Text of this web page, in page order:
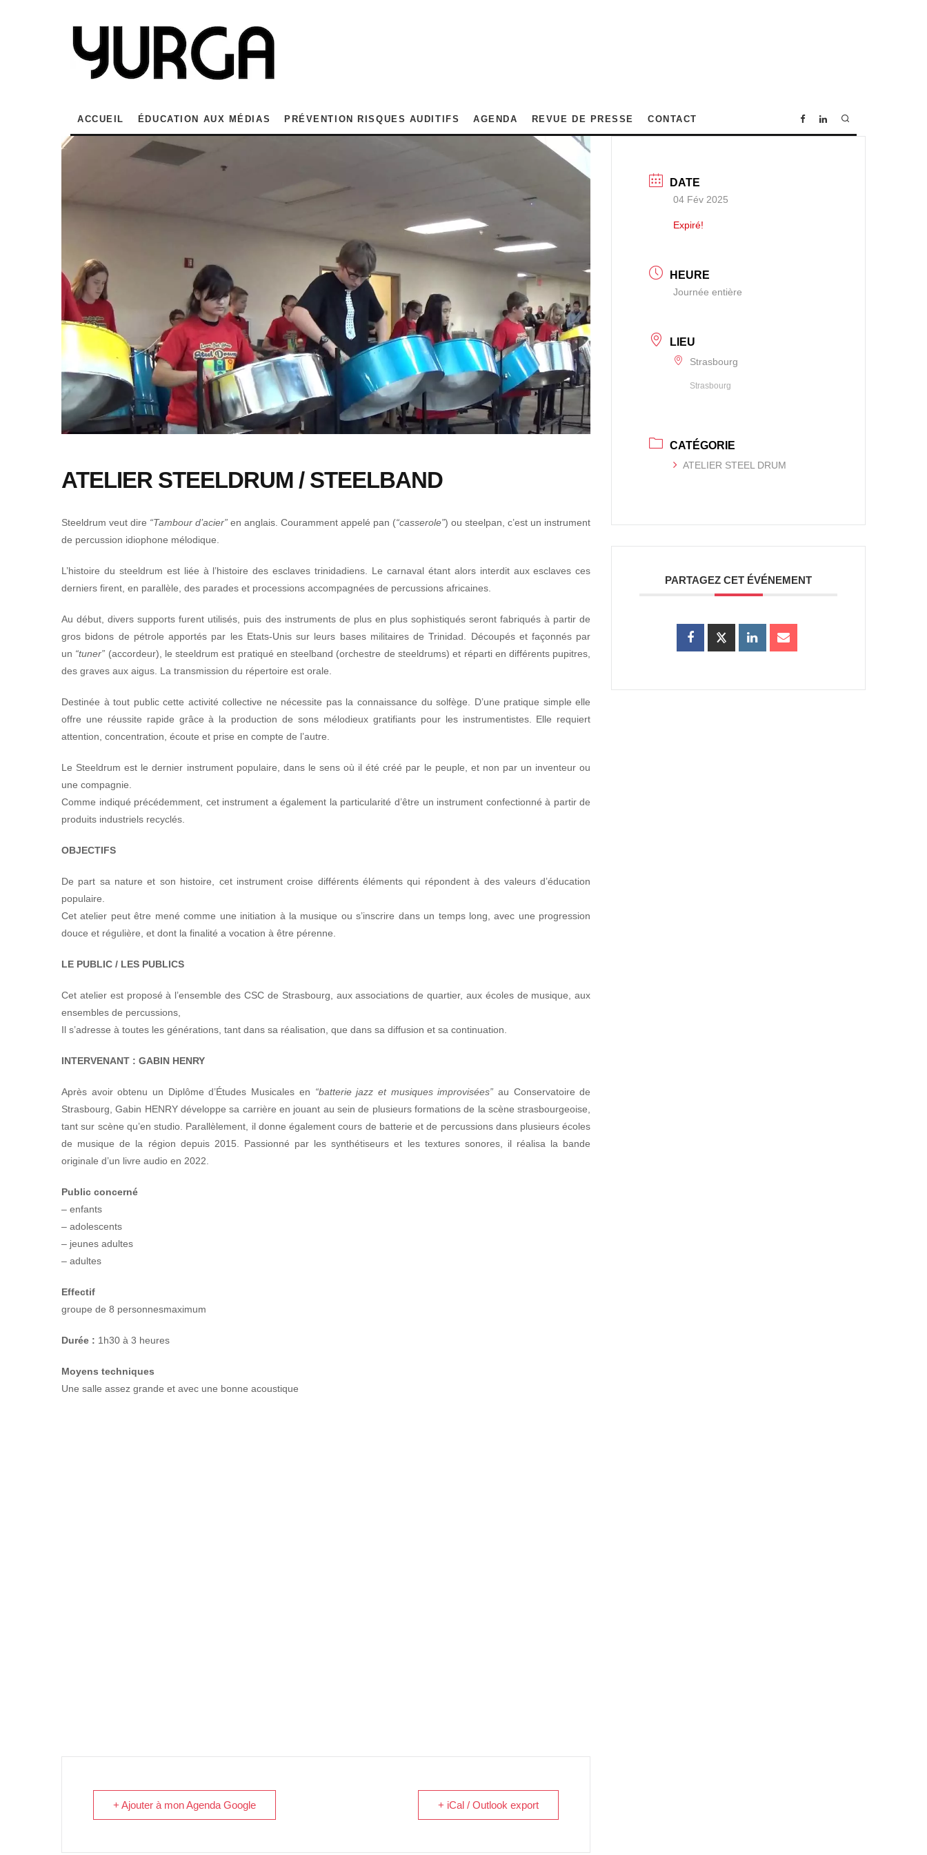
ACCUEIL ÉDUCATION AUX MÉDIAS PRÉVENTION RISQUES AUDITIFS AGENDA REVUE DE PRESSE CONTACT
ATELIER STEELDRUM / STEELBAND
Steeldrum veut dire “Tambour d’acier” en anglais. Couramment appelé pan (“casserole”) ou steelpan, c’est un instrument
de percussion idiophone mélodique.
L’histoire du steeldrum est liée à l’histoire des esclaves trinidadiens. Le carnaval étant alors interdit aux esclaves ces
derniers firent, en parallèle, des parades et processions accompagnées de percussions africaines.
Au début, divers supports furent utilisés, puis des instruments de plus en plus sophistiqués seront fabriqués à partir de
gros bidons de pétrole apportés par les Etats-Unis sur leurs bases militaires de Trinidad. Découpés et façonnés par
un “tuner” (accordeur), le steeldrum est pratiqué en steelband (orchestre de steeldrums) et réparti en différents pupitres,
des graves aux aigus. La transmission du répertoire est orale.
Destinée à tout public cette activité collective ne nécessite pas la connaissance du solfège. D’une pratique simple elle
offre une réussite rapide grâce à la production de sons mélodieux gratifiants pour les instrumentistes. Elle requiert
attention, concentration, écoute et prise en compte de l’autre.
Le Steeldrum est le dernier instrument populaire, dans le sens où il été créé par le peuple, et non par un inventeur ou
une compagnie.
Comme indiqué précédemment, cet instrument a également la particularité d’être un instrument confectionné à partir de
produits industriels recyclés.
OBJECTIFS
De part sa nature et son histoire, cet instrument croise différents éléments qui répondent à des valeurs d’éducation
populaire.
Cet atelier peut être mené comme une initiation à la musique ou s’inscrire dans un temps long, avec une progression
douce et régulière, et dont la finalité a vocation à être pérenne.
LE PUBLIC / LES PUBLICS
Cet atelier est proposé à l’ensemble des CSC de Strasbourg, aux associations de quartier, aux écoles de musique, aux
ensembles de percussions,
Il s’adresse à toutes les générations, tant dans sa réalisation, que dans sa diffusion et sa continuation.
INTERVENANT : GABIN HENRY
Après avoir obtenu un Diplôme d’Études Musicales en “batterie jazz et musiques improvisées” au Conservatoire de
Strasbourg, Gabin HENRY développe sa carrière en jouant au sein de plusieurs formations de la scène strasbourgeoise,
tant sur scène qu’en studio. Parallèlement, il donne également cours de batterie et de percussions dans plusieurs écoles
de musique de la région depuis 2015. Passionné par les synthétiseurs et les textures sonores, il réalisa la bande
originale d’un livre audio en 2022.
Public concerné
– enfants
– adolescents
– jeunes adultes
– adultes
Effectif
groupe de 8 personnesmaximum
Durée : 1h30 à 3 heures
Moyens techniques
Une salle assez grande et avec une bonne acoustique
+ Ajouter à mon Agenda Google + iCal / Outlook export
DATE
04 Fév 2025
Expiré!
HEURE
Journée entière
LIEU
Strasbourg
Strasbourg
CATÉGORIE
ATELIER STEEL DRUM
PARTAGEZ CET ÉVÉNEMENT